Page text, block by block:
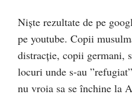
Nişte rezultate de pe
pe youtube. Copii
distracţie, copii germani,
locuri unde s-au
nu vroia sa se închine la